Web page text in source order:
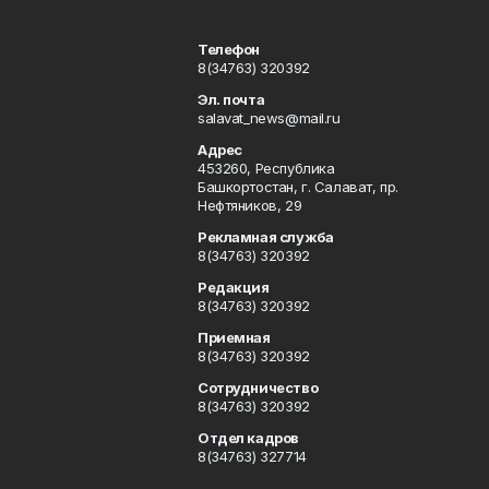
Телефон
8(34763) 320392
Эл. почта
salavat_news@mail.ru
Адрес
453260, Республика
Башкортостан, г. Салават, пр.
Нефтяников, 29
Рекламная служба
8(34763) 320392
Редакция
8(34763) 320392
Приемная
8(34763) 320392
Сотрудничество
8(34763) 320392
Отдел кадров
8(34763) 327714